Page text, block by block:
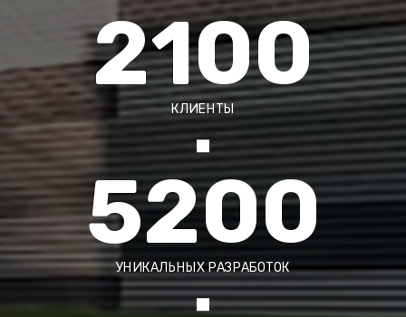
2100
КЛИЕНТЫ
5200
УНИКАЛЬНЫХ РАЗРАБОТОК